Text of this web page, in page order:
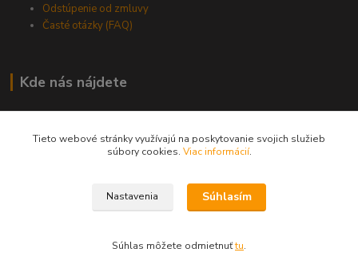
Odstúpenie od zmluvy
Časté otázky (FAQ)
Kde nás nájdete
Možnosť osobného odberu:
BURATINO - výdajný sklad
Dunajská Lužná
Uzbecká 10, Bratislava II.
Tieto webové stránky využívajú na poskytovanie svojich služieb
súbory cookies. Viac informácií.
Nastavenia Súhlasím
Súhlas môžete odmietnuťtu.